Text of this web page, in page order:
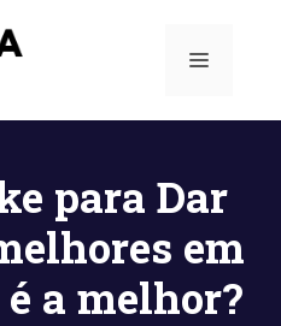
Menu
para Dar
em
a melhor?